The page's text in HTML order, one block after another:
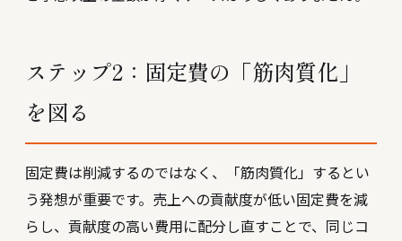
ステップ2：固定費の「筋肉質化」
を図る
固定費は削減するのではなく、「筋肉質化」するとい
う発想が重要です。売上への貢献度が低い固定費を減
らし、貢献度の高い費用に配分し直すことで、同じコ